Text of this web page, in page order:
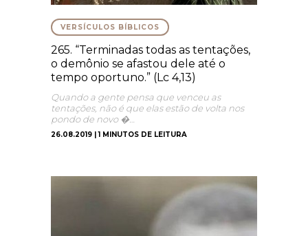
VERSÍCULOS BÍBLICOS
265. “Terminadas todas as tentações,
o demônio se afastou dele até o
tempo oportuno.” (Lc 4,13)
Quando a gente pensa que venceu as
tentações, não é que elas estão de volta nos
pondo de novo �…
26.08.2019 | 1 MINUTOS DE LEITURA